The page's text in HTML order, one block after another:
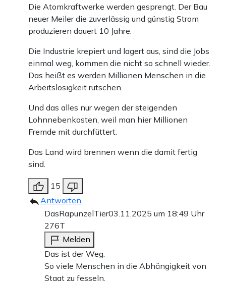
Die Atomkraftwerke werden gesprengt. Der Bau
neuer Meiler die zuverlässig und günstig Strom
produzieren dauert 10 Jahre.
Die Industrie krepiert und lagert aus, sind die Jobs
einmal weg, kommen die nicht so schnell wieder.
Das heißt es werden Millionen Menschen in die
Arbeitslosigkeit rutschen.
Und das alles nur wegen der steigenden
Lohnnebenkosten, weil man hier Millionen
Fremde mit durchfüttert.
Das Land wird brennen wenn die damit fertig
sind.
15
Antworten
DasRapunzelTier03.11.2025 um 18:49 Uhr
276T
Melden
Das ist der Weg.
So viele Menschen in die Abhängigkeit von
Staat zu fesseln.